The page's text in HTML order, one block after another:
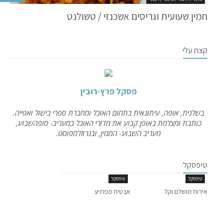
חמין שעועית וגריסים אשכנזי / טשולנט
קצת עלי
פסקל פרץ-רובין
בשלנית, אופה, עיתונאית בתחום האוכל ומחברת ספרי בישול ואפייה.
כותבת ומצלמת באופן קבוע את מדורי האוכל במעריב- סופהשבוע,
מעריב השבוע- המגזין, ובגרוזלמפוסט.
טיפסקל
טיפסקל
אירוח מושלם וקל
טיפסקל
אבטיח מפתיע